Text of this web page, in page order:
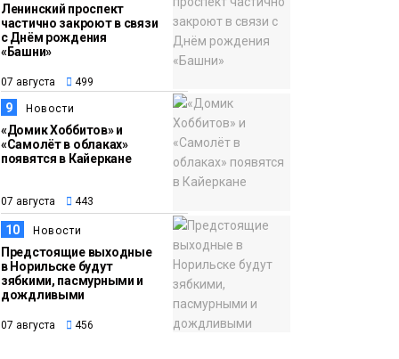
Ленинский проспект
частично закроют в связи
с Днём рождения
«Башни»
07 августа 499
9 Новости
«Домик Хоббитов» и
«Самолёт в облаках»
появятся в Кайеркане
07 августа 443
10 Новости
Предстоящие выходные
в Норильске будут
зябкими, пасмурными и
дождливыми
07 августа 456